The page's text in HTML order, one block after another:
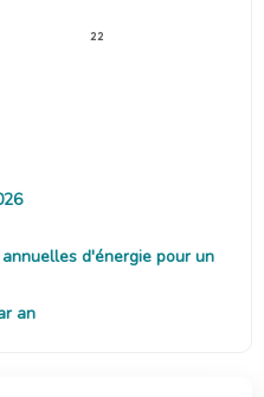
22
d'énergie pour un
an